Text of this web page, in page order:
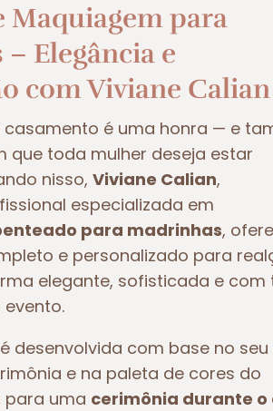
Maquiagem para
Elegância e
com Viviane Calian
casamento é uma honra — e
que toda mulher deseja estar
nisso, Viviane Calian,
especializada em
para madrinhas,
e personalizado para
elegante, sofisticada e com
desenvolvida com base no seu
e na paleta de cores do
para uma cerimônia durante o